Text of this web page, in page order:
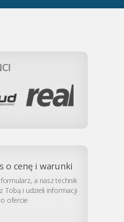
o cenę i warunki
a nasz technik
Tobą i udzieli informacji
o ofercie